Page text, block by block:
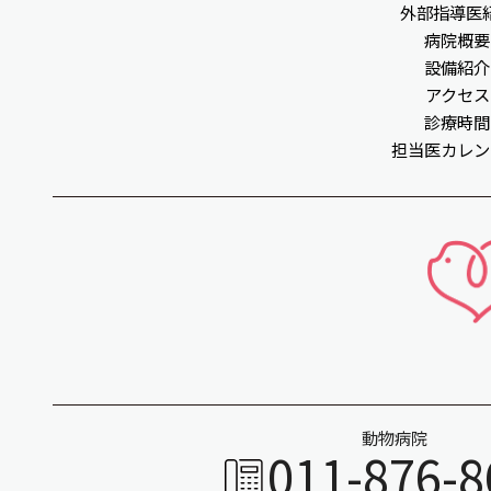
外部指導医
病院概要
設備紹介
アクセス
診療時間
担当医カレ
動物病院
011-876-